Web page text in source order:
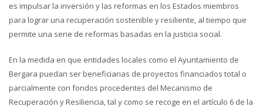
es impulsar la inversión y las reformas en los Estados miembros
para lograr una recuperación sostenible y resiliente, al tiempo que
permite una serie de reformas basadas en la justicia social.
En la medida en que entidades locales como el Ayuntamiento de
Bergara puedan ser beneficiarias de proyectos financiados total o
parcialmente con fondos procedentes del Mecanismo de
Recuperación y Resiliencia, tal y como se recoge en el artículo 6 de la